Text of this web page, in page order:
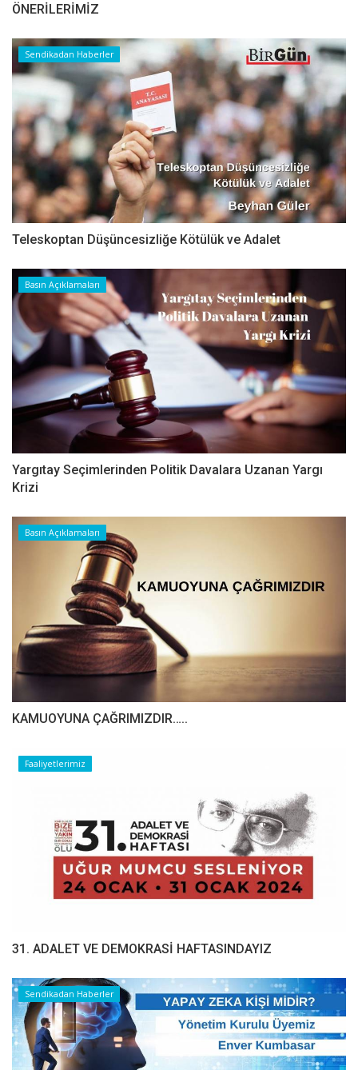
ÖNERİLERİMİZ
Sendikadan Haberler
Teleskoptan Düşüncesizliğe Kötülük ve Adalet
Basın Açıklamaları
Yargıtay Seçimlerinden Politik Davalara Uzanan Yargı
Krizi
Basın Açıklamaları
​​​​​​​KAMUOYUNA ÇAĞRIMIZDIR…..
Faaliyetlerimiz
31. ADALET VE DEMOKRASİ HAFTASINDAYIZ
Sendikadan Haberler